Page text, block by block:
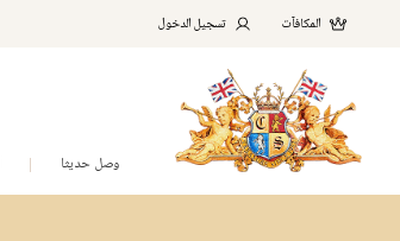
المكافآت تسجيل الدخول
وصل حديثا